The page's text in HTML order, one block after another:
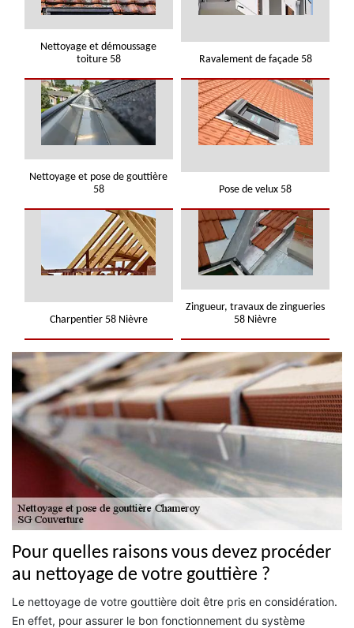
Nettoyage et démoussage
toiture 58
Ravalement de façade 58
Nettoyage et pose de gouttière
58
Pose de velux 58
Charpentier 58 Nièvre
Zingueur, travaux de zingueries
58 Nièvre
Pour quelles raisons vous devez procéder
au nettoyage de votre gouttière ?
Le nettoyage de votre gouttière doit être pris en considération.
En effet, pour assurer le bon fonctionnement du système